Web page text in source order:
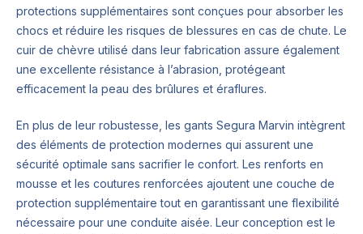
protections supplémentaires sont conçues pour absorber les
chocs et réduire les risques de blessures en cas de chute. Le
cuir de chèvre utilisé dans leur fabrication assure également
une excellente résistance à l’abrasion, protégeant
efficacement la peau des brûlures et éraflures.
En plus de leur robustesse, les gants Segura Marvin intègrent
des éléments de protection modernes qui assurent une
sécurité optimale sans sacrifier le confort. Les renforts en
mousse et les coutures renforcées ajoutent une couche de
protection supplémentaire tout en garantissant une flexibilité
nécessaire pour une conduite aisée. Leur conception est le